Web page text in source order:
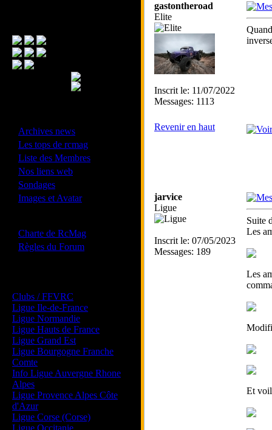
Archives news
Les tops de rcmag
Liste des Membres
Nos liens web
Sondages
Images et Avatar
Charte de RcMag
Règles du Forum
Clubs / FFVRC
Ligue Ile-de-France
Ligue Normandie
Ligue Hauts de France
Ligue Grand Est
Ligue Bourgogne Franche
Comte
Info Ligue Auvergne Rhone
Alpes
Ligue Provence Alpes Côte
d'Azur
Ligue Corse (Corse)
Ligue Occitanie
gastontheroad
Elite
Inscrit le: 11/07/2022
Messages: 1113
Revenir en haut
jarvice
Ligue
Inscrit le: 07/05/2023
Messages: 189
Suite
Les
Les
Et